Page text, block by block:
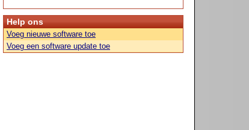
Help ons
Voeg nieuwe software toe
Voeg een software update toe